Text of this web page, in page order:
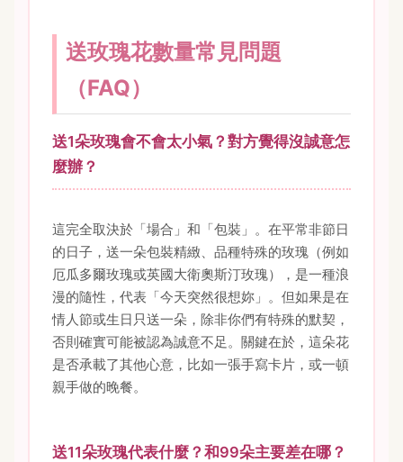
送玫瑰花數量常見問題
（FAQ）
送1朵玫瑰會不會太小氣？對方覺得沒誠意怎
麼辦？
這完全取決於「場合」和「包裝」。在平常非節日
的日子，送一朵包裝精緻、品種特殊的玫瑰（例如
厄瓜多爾玫瑰或英國大衛奧斯汀玫瑰），是一種浪
漫的隨性，代表「今天突然很想妳」。但如果是在
情人節或生日只送一朵，除非你們有特殊的默契，
否則確實可能被認為誠意不足。關鍵在於，這朵花
是否承載了其他心意，比如一張手寫卡片，或一頓
親手做的晚餐。
送11朵玫瑰代表什麼？和99朵主要差在哪？